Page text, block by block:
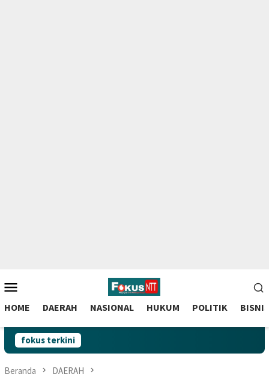
to
contentMobile
HOME DAERAH NASIONAL HUKUM POLITIK BISNIS
fokus terkini
Beranda DAERAH